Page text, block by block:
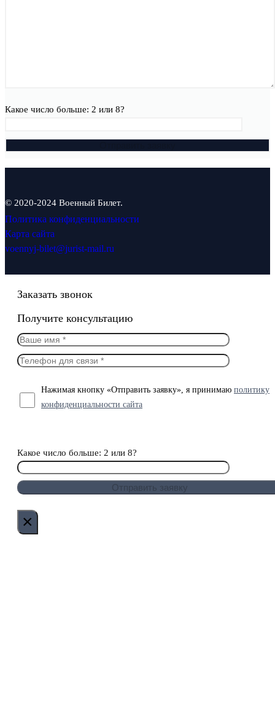
Какое число больше: 2 или 8?
© 2020-2024 Военный Билет.
Политика конфиденциальности
Карта сайта
voennyj-bilet@jurist-mail.ru
Заказать звонок
Получите консультацию
Нажимая кнопку «Отправить заявку», я принимаю политику
конфиденциальности сайта
Какое число больше: 2 или 8?
×